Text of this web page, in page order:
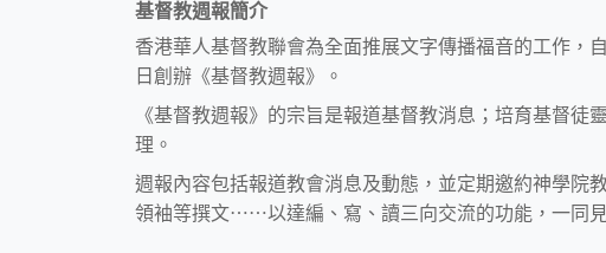
基督教週報簡介
香港華人基督教聯會為全面推展文字傳播福音的工作，
日創辦《基督教週報》。
《基督教週報》的宗旨是報道基督教消息；培育基督徒
理。
週報內容包括報道教會消息及動態，並定期邀約神學院
領袖等撰文⋯⋯以達編、寫、讀三向交流的功能，一同